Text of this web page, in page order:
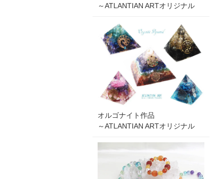
～ATLANTIAN ARTオリジナル
オルゴナイト作品
～ATLANTIAN ARTオリジナル